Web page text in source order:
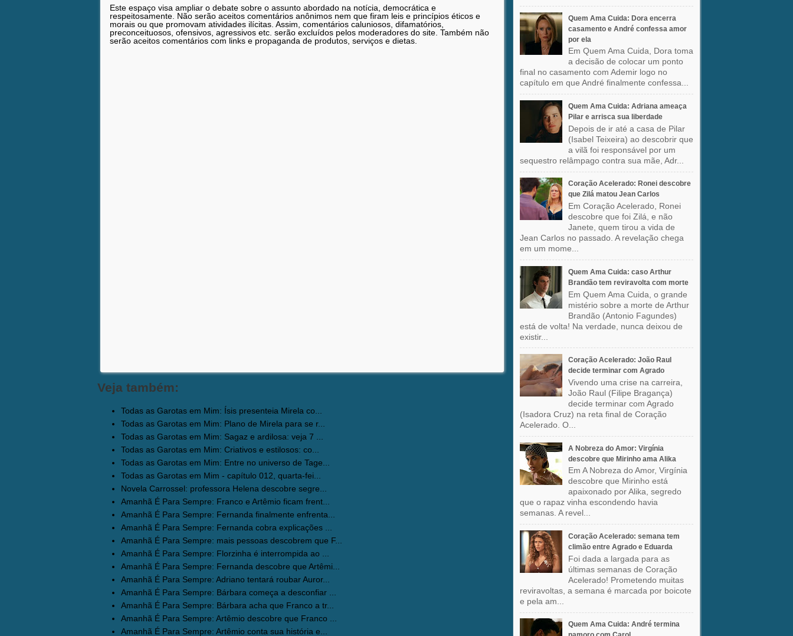
Este espaço visa ampliar o debate sobre o assunto abordado na notícia, democrática e
respeitosamente. Não serão aceitos comentários anônimos nem que firam leis e princípios éticos e
morais ou que promovam atividades ilícitas. Assim, comentários caluniosos, difamatórios,
preconceituosos, ofensivos, agressivos etc. serão excluídos pelos moderadores do site. Também não
serão aceitos comentários com links e propaganda de produtos, serviços e dietas.
Veja também:
Todas as Garotas em Mim: Ísis presenteia Mirela co...
Todas as Garotas em Mim: Plano de Mirela para se r...
Todas as Garotas em Mim: Sagaz e ardilosa: veja 7 ...
Todas as Garotas em Mim: Criativos e estilosos: co...
Todas as Garotas em Mim: Entre no universo de Tage...
Todas as Garotas em Mim - capítulo 012, quarta-fei...
Novela Carrossel: professora Helena descobre segre...
Amanhã É Para Sempre: Franco e Artêmio ficam frent...
Amanhã É Para Sempre: Fernanda finalmente enfrenta...
Amanhã É Para Sempre: Fernanda cobra explicações ...
Amanhã É Para Sempre: mais pessoas descobrem que F...
Amanhã É Para Sempre: Florzinha é interrompida ao ...
Amanhã É Para Sempre: Fernanda descobre que Artêmi...
Amanhã É Para Sempre: Adriano tentará roubar Auror...
Amanhã É Para Sempre: Bárbara começa a desconfiar ...
Amanhã É Para Sempre: Bárbara acha que Franco a tr...
Amanhã É Para Sempre: Artêmio descobre que Franco ...
Amanhã É Para Sempre: Artêmio conta sua história e...
Quem Ama Cuida: Dora encerra
casamento e André confessa amor
por ela
Em Quem Ama Cuida, Dora toma
a decisão de colocar um ponto
final no casamento com Ademir logo no
capítulo em que André finalmente confessa...
Quem Ama Cuida: Adriana ameaça
Pilar e arrisca sua liberdade
Depois de ir até a casa de Pilar
(Isabel Teixeira) ao descobrir que
a vilã foi responsável por um
sequestro relâmpago contra sua mãe, Adr...
Coração Acelerado: Ronei descobre
que Zilá matou Jean Carlos
Em Coração Acelerado, Ronei
descobre que foi Zilá, e não
Janete, quem tirou a vida de
Jean Carlos no passado. A revelação chega
em um mome...
Quem Ama Cuida: caso Arthur
Brandão tem reviravolta com morte
Em Quem Ama Cuida, o grande
mistério sobre a morte de Arthur
Brandão (Antonio Fagundes)
está de volta! Na verdade, nunca deixou de
existir...
Coração Acelerado: João Raul
decide terminar com Agrado
Vivendo uma crise na carreira,
João Raul (Filipe Bragança)
decide terminar com Agrado
(Isadora Cruz) na reta final de Coração
Acelerado. O...
A Nobreza do Amor: Virgínia
descobre que Mirinho ama Alika
Em A Nobreza do Amor, Virgínia
descobre que Mirinho está
apaixonado por Alika, segredo
que o rapaz vinha escondendo havia
semanas. A revel...
Coração Acelerado: semana tem
climão entre Agrado e Eduarda
Foi dada a largada para as
últimas semanas de Coração
Acelerado! Prometendo muitas
reviravoltas, a semana é marcada por boicote
e pela am...
Quem Ama Cuida: André termina